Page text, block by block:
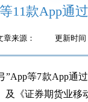
11款App通
章来源： 更新时间
”App等7款App通
及《证券期货业